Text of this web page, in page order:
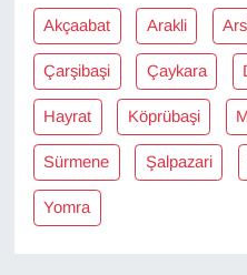
Akçaabat Arakli
Çarşibaşi Çaykara
Hayrat Köprübaşi
Sürmene Şalpazari
Yomra
İngilizce
Kadın
Kamu Alımları
Kim Kimdir?